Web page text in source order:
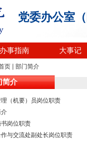
党委办公室
办事指南 大事记
页 部门简介
简介
（机要）员岗位职责
岗位职责
作与交流处副处长岗位职责